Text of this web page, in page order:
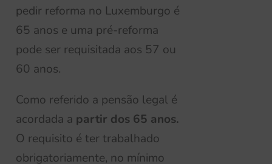
pedir reforma no Luxemburgo é
65 anos e uma pré-reforma
pode ser requisitada aos 57 ou
60 anos.
Como referido a pensão legal é
acordada a partir dos 65 anos.
O requisito é ter trabalhado
obrigatoriamente, no mínimo